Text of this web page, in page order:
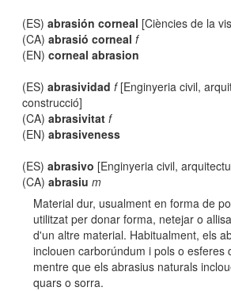
(ES)abrasión corneal [Ciències de la
(CA)abrasió corneal f
(EN)corneal abrasion
(ES)abrasividad f[Enginyeria civil,
construcció]
(CA)abrasivitat f
(EN)abrasiveness
(ES)abrasivo [Enginyeria civil,
(CA)abrasiu m
Material dur, usualment en forma de
utilitzat per donar forma, netejar o
d'un altre material. Habitualment, els
inclouen carborúndum i pols o esferes
mentre que els abrasius naturals
quars o sorra.